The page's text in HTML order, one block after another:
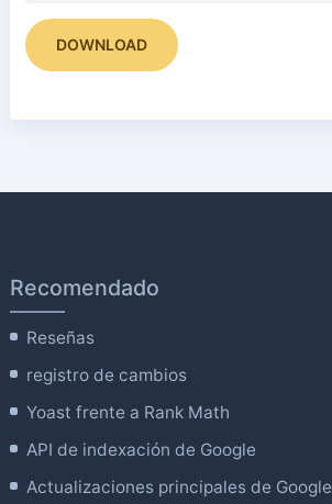
DOWNLOAD
Recomendado
Reseñas
registro de cambios
Yoast frente a Rank Math
API de indexación de Google
Actualizaciones principales de Google